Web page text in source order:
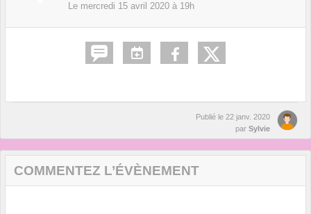
Le mercredi 15 avril 2020 à 19h
Publié le 22 janv. 2020
par Sylvie
COMMENTEZ L’ÉVÈNEMENT